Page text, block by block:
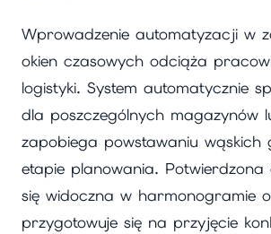
Wprowadzenie automatyzacji w
okien czasowych odciąża
logistyki. System automatycznie
dla poszczególnych magazynów
zapobiega powstawaniu wąskich
etapie planowania.
się widoczna w harmonogramie
przygotowuje się na przyjęcie